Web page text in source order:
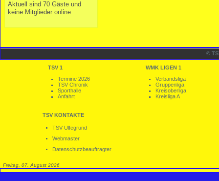
Aktuell sind 70 Gäste und
keine Mitglieder online
©
TSV 1
Termine 2026
TSV Chronik
Sporthalle
Anfahrt
WMK LIGEN 1
Verbandsliga
Gruppenliga
Kreisoberliga
Kreisliga A
TSV KONTAKTE
TSV Ulfegrund
Webmaster
Datenschutzbeauftragter
Freitag, 07. August 2026